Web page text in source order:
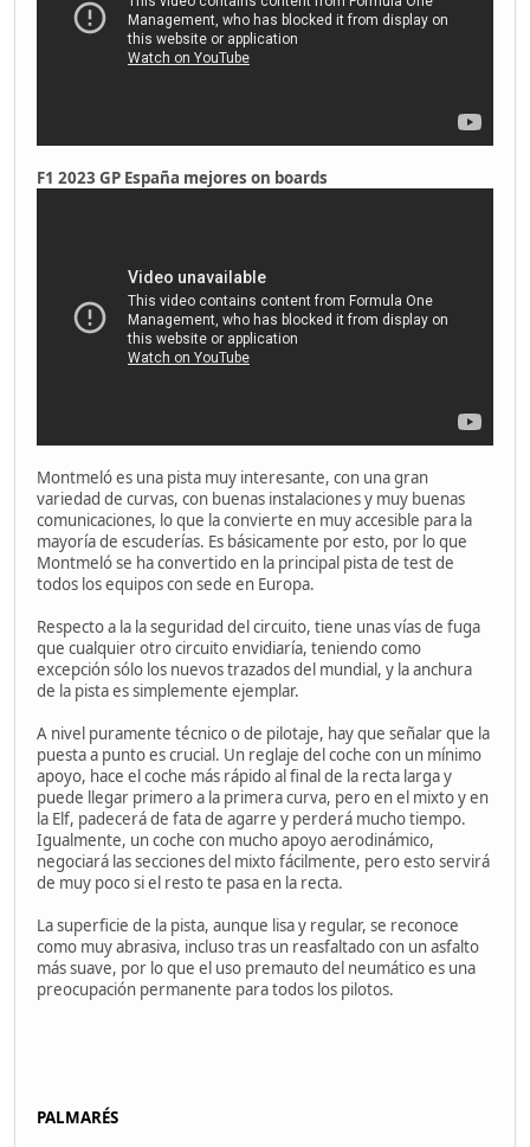
F1 2023 GP España mejores on boards
Montmeló es una pista muy interesante, con una gran
variedad de curvas, con buenas instalaciones y muy buenas
comunicaciones, lo que la convierte en muy accesible para la
mayoría de escuderías. Es básicamente por esto, por lo que
Montmeló se ha convertido en la principal pista de test de
todos los equipos con sede en Europa.
Respecto a la la seguridad del circuito, tiene unas vías de fuga
que cualquier otro circuito envidiaría, teniendo como
excepción sólo los nuevos trazados del mundial, y la anchura
de la pista es simplemente ejemplar.
A nivel puramente técnico o de pilotaje, hay que señalar que la
puesta a punto es crucial. Un reglaje del coche con un mínimo
apoyo, hace el coche más rápido al final de la recta larga y
puede llegar primero a la primera curva, pero en el mixto y en
la Elf, padecerá de fata de agarre y perderá mucho tiempo.
Igualmente, un coche con mucho apoyo aerodinámico,
negociará las secciones del mixto fácilmente, pero esto servirá
de muy poco si el resto te pasa en la recta.
La superficie de la pista, aunque lisa y regular, se reconoce
como muy abrasiva, incluso tras un reasfaltado con un asfalto
más suave, por lo que el uso premauto del neumático es una
preocupación permanente para todos los pilotos.
PALMARÉS